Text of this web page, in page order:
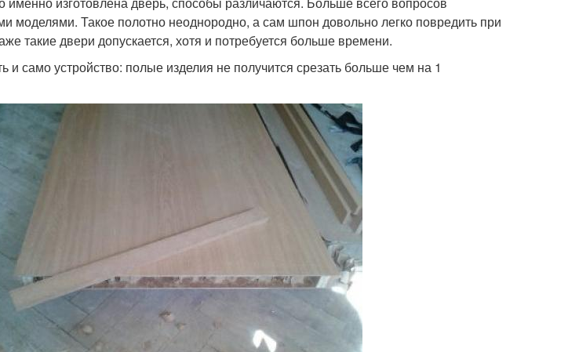
моделями. Такое полотно неоднородно, а сам шпон довольно легко повредить при
такие двери допускается, хотя и потребуется больше времени.
и само устройство: полые изделия не получится срезать больше чем на 1